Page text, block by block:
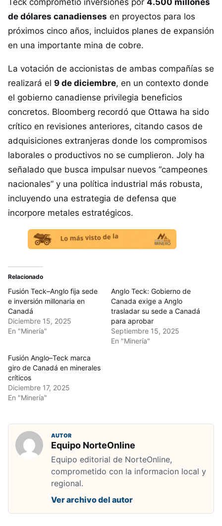
Teck comprometió inversiones por 4.500 millones
de dólares canadienses en proyectos para los
próximos cinco años, incluidos planes de expansión
en una importante mina de cobre.
La votación de accionistas de ambas compañías se
realizará el 9 de diciembre, en un contexto donde
el gobierno canadiense privilegia beneficios
concretos. Bloomberg recordó que Ottawa ha sido
crítico en revisiones anteriores, citando casos de
adquisiciones extranjeras donde los compromisos
laborales o productivos no se cumplieron. Joly ha
señalado que busca impulsar nuevos “campeones
nacionales” y una política industrial más robusta,
incluyendo una estrategia de defensa que
incorpore metales estratégicos.
Relacionado
Fusión Teck–Anglo fija sede
e inversión millonaria en
Canadá
Diciembre 15, 2025
En "Minería"
Anglo Teck: Gobierno de
Canada exige a Anglo
trasladar su sede a Canadá
para aprobar
Septiembre 15, 2025
En "Minería"
Fusión Anglo–Teck marca
giro de Canadá en minerales
críticos
Diciembre 17, 2025
En "Minería"
AUTOR
Equipo NorteOnline
Equipo editorial de NorteOnline,
comprometido con la informacion local y
regional.
Ver archivo del autor